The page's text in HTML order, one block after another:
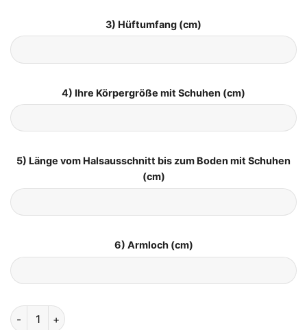
3) Hüftumfang (cm)
4) Ihre Körpergröße mit Schuhen (cm)
5) Länge vom Halsausschnitt bis zum Boden mit Schuhen
(cm)
6) Armloch (cm)
Brautkleid Vintage Prinzessin quantity